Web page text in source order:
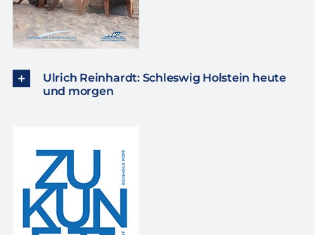
Ulrich Reinhardt: Schleswig Holstein heute
und morgen